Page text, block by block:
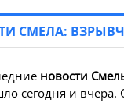
СМЕЛА:
новости
сегодня и вчера.